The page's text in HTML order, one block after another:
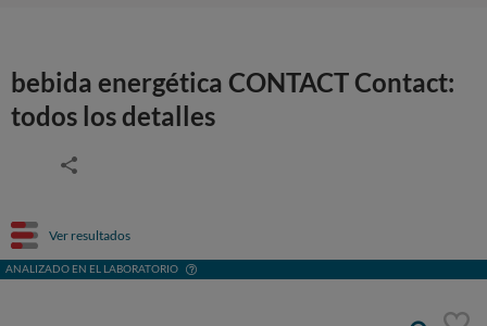
bebida energética CONTACT Contact:
todos los detalles
Ver resultados
ANALIZADO EN EL LABORATORIO